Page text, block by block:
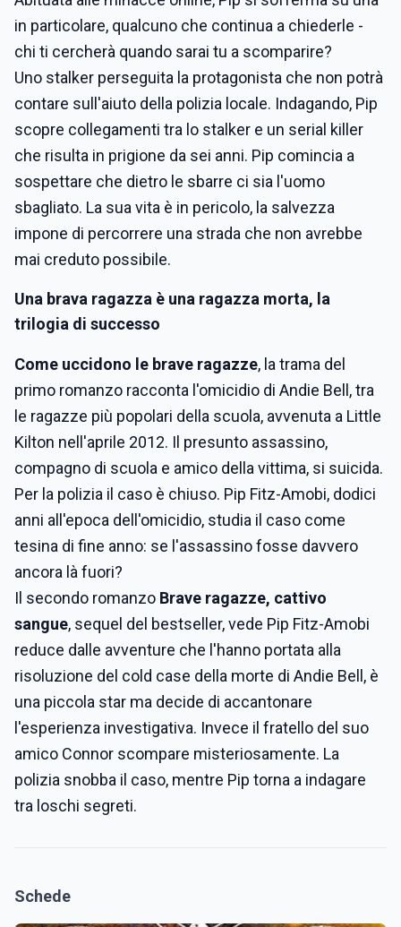
in particolare, qualcuno che continua a chiederle -
chi ti cercherà quando sarai tu a scomparire?
Uno stalker perseguita la protagonista che non potrà
contare sull'aiuto della polizia locale. Indagando, Pip
scopre collegamenti tra lo stalker e un serial killer
che risulta in prigione da sei anni. Pip comincia a
sospettare che dietro le sbarre ci sia l'uomo
sbagliato. La sua vita è in pericolo, la salvezza
impone di percorrere una strada che non avrebbe
mai creduto possibile.
Una brava ragazza è una ragazza morta, la
trilogia di successo
Come uccidono le brave ragazze, la trama del
primo romanzo racconta l'omicidio di Andie Bell, tra
le ragazze più popolari della scuola, avvenuta a Little
Kilton nell'aprile 2012. Il presunto assassino,
compagno di scuola e amico della vittima, si suicida.
Per la polizia il caso è chiuso. Pip Fitz-Amobi, dodici
anni all'epoca dell'omicidio, studia il caso come
tesina di fine anno: se l'assassino fosse davvero
ancora là fuori?
Il secondo romanzo Brave ragazze, cattivo
sangue, sequel del bestseller, vede Pip Fitz-Amobi
reduce dalle avventure che l'hanno portata alla
risoluzione del cold case della morte di Andie Bell, è
una piccola star ma decide di accantonare
l'esperienza investigativa. Invece il fratello del suo
amico Connor scompare misteriosamente. La
polizia snobba il caso, mentre Pip torna a indagare
tra loschi segreti.
Schede